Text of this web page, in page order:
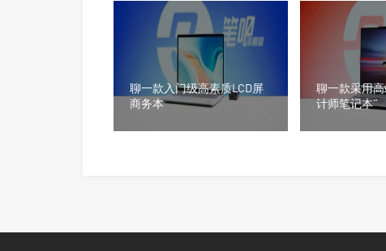
聊一款入门级高素质LCD屏
商务本
聊一款采用
计师笔记本”